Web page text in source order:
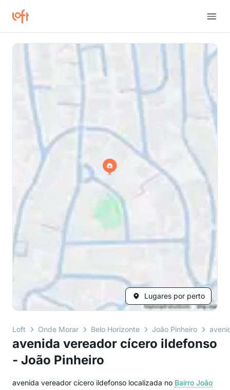
Lugares por perto
Loft Onde Morar Belo Horizonte João Pinheiro
avenida vereador cícero ildefonso
- João Pinheiro
avenida vereador cícero ildefonso localizada no Bairro João